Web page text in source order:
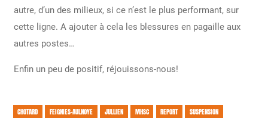
autre, d’un des milieux, si ce n’est le plus performant, sur
cette ligne. A ajouter à cela les blessures en pagaille aux
autres postes…
Enfin un peu de positif, réjouissons-nous!
CHOTARD FEIGNIES-AULNOYE JULLIEN MHSC REPORT SUSPENSION